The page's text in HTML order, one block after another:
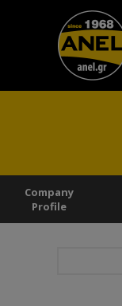
Company
Profile